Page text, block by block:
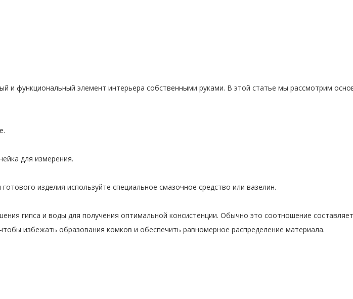
и функциональный элемент интерьера собственными руками. В этой статье мы рассмотрим
для измерения.
изделия используйте специальное смазочное средство или вазелин.
гипса и воды для получения оптимальной консистенции. Обычно это соотношение
избежать образования комков и обеспечить равномерное распределение материала.